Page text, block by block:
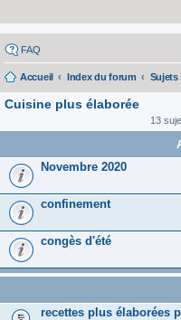
FAQ
Accueil Index du forum
Cuisine plus élaborée
13
Novembre 2020
confinement
congès d'été
recettes plus élaborées